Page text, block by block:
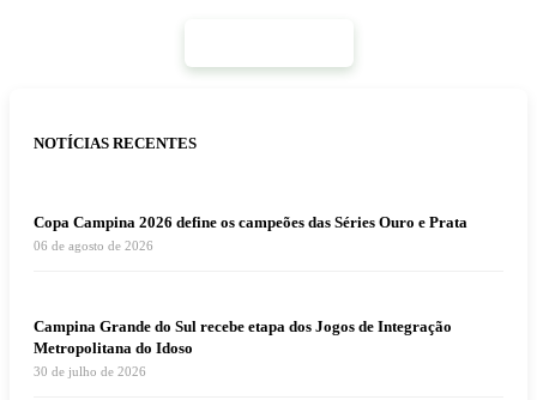
NOTÍCIAS RECENTES
Copa Campina 2026 define os campeões das Séries Ouro e Prata
06 de agosto de 2026
Campina Grande do Sul recebe etapa dos Jogos de Integração
Metropolitana do Idoso
30 de julho de 2026